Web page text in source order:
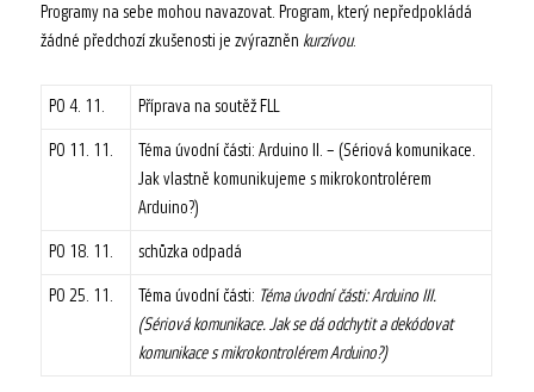
Programy na sebe mohou navazovat. Program, který nepředpokládá
žádné předchozí zkušenosti je zvýrazněn kurzívou.
PO 4. 11. Příprava na soutěž FLL
PO 11. 11.
Téma úvodní části: Arduino II. – (Sériová komunikace.
Jak vlastně komunikujeme s mikrokontrolérem
Arduino?)
PO 18. 11. schůzka odpadá
PO 25. 11. Téma úvodní části: Téma úvodní části: Arduino III.
(Sériová komunikace. Jak se dá odchytit a dekódovat
komunikace s mikrokontrolérem Arduino?)